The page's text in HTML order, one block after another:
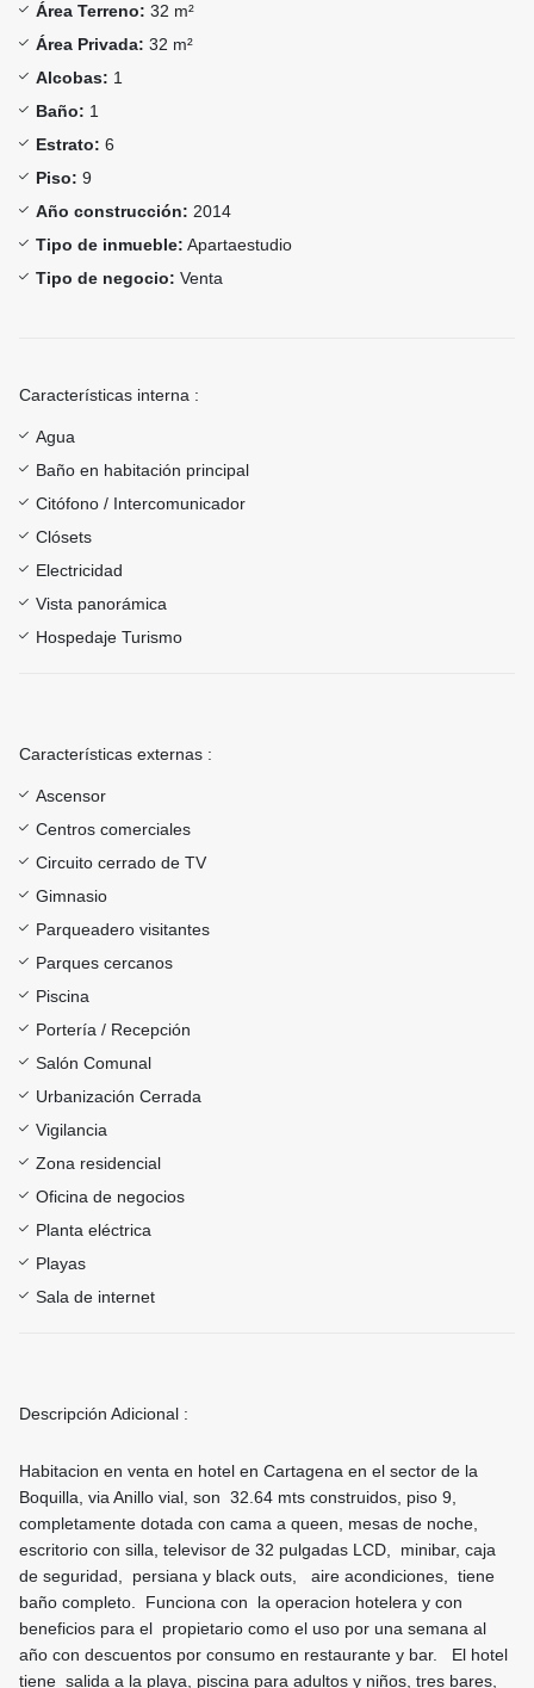
Área Terreno: 32 m²
Área Privada: 32 m²
Alcobas: 1
Baño: 1
Estrato: 6
Piso: 9
Año construcción: 2014
Tipo de inmueble: Apartaestudio
Tipo de negocio: Venta
Características interna :
Agua
Baño en habitación principal
Citófono / Intercomunicador
Clósets
Electricidad
Vista panorámica
Hospedaje Turismo
Características externas :
Ascensor
Centros comerciales
Circuito cerrado de TV
Gimnasio
Parqueadero visitantes
Parques cercanos
Piscina
Portería / Recepción
Salón Comunal
Urbanización Cerrada
Vigilancia
Zona residencial
Oficina de negocios
Planta eléctrica
Playas
Sala de internet
Descripción Adicional :
Habitacion en venta en hotel en Cartagena en el sector de la
Boquilla, via Anillo vial, son 32.64 mts construidos, piso 9,
completamente dotada con cama a queen, mesas de noche,
escritorio con silla, televisor de 32 pulgadas LCD, minibar, caja
de seguridad, persiana y black outs, aire acondiciones, tiene
baño completo. Funciona con la operacion hotelera y con
beneficios para el propietario como el uso por una semana al
año con descuentos por consumo en restaurante y bar. El hotel
tiene salida a la playa, piscina para adultos y niños, tres bares,